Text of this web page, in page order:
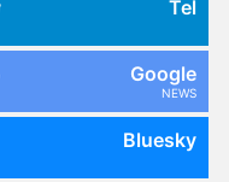
Tel
Google
NEWS
Bluesky